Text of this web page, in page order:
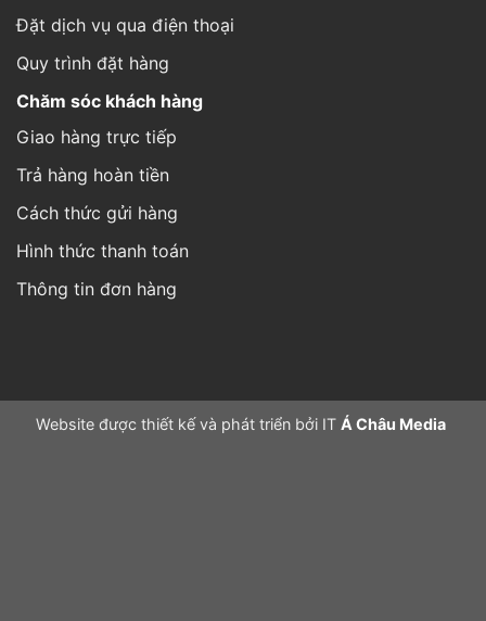
Đặt dịch vụ qua điện thoại
Quy trình đặt hàng
Chăm sóc khách hàng
Giao hàng trực tiếp
Trả hàng hoàn tiền
Cách thức gửi hàng
Hình thức thanh toán
Thông tin đơn hàng
Website được thiết kế và phát triển bởi IT Á Châu Media